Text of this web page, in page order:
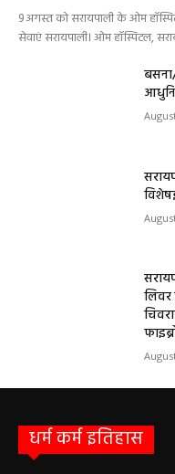
9 अगस्त को सरायपाली के ओम
सेवाएं सरायपाली। ओम हॉस्पिटल,
धर्म कर्म इतिहास